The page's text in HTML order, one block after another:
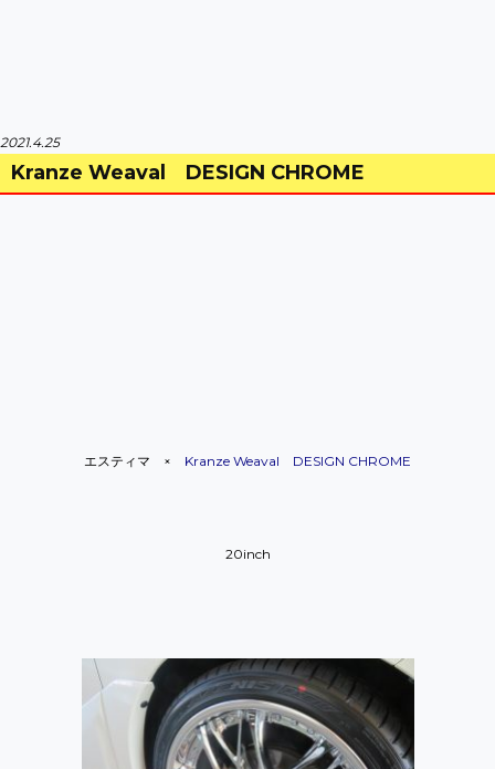
2021.4.25
Kranze Weaval DESIGN CHROME
エスティマ × Kranze Weaval DESIGN CHROME
20inch